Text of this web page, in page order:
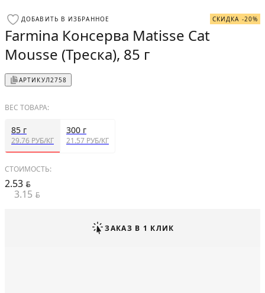
ДОБАВИТЬ В ИЗБРАННОЕ СКИДКА -20%
Farmina Консерва Matisse Cat
Mousse (Треска), 85 г
АРТИКУЛ2758
ВЕС ТОВАРА:
85 г
29.76 РУБ/КГ
300 г
21.57 РУБ/КГ
СТОИМОСТЬ:
2.53 BYN
3.15 BYN
ЗАКАЗ В 1 КЛИК